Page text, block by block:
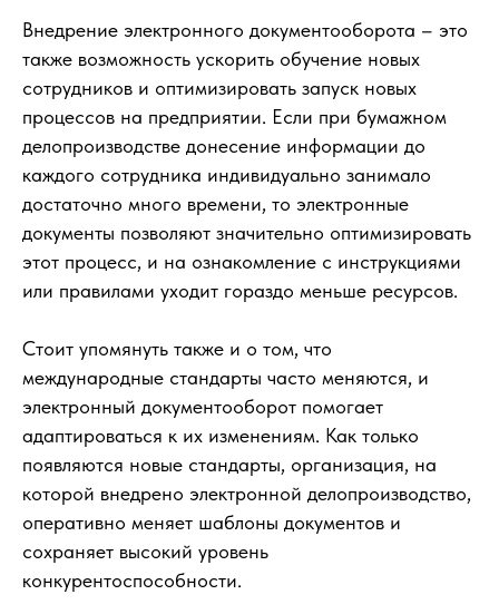
Внедрение электронного документооборота – это
также возможность ускорить обучение новых
сотрудников и оптимизировать запуск новых
процессов на предприятии. Если при бумажном
делопроизводстве донесение информации до
каждого сотрудника индивидуально занимало
достаточно много времени, то электронные
документы позволяют значительно оптимизировать
этот процесс, и на ознакомление с инструкциями
или правилами уходит гораздо меньше ресурсов.
Стоит упомянуть также и о том, что
международные стандарты часто меняются, и
электронный документооборот помогает
адаптироваться к их изменениям. Как только
появляются новые стандарты, организация, на
которой внедрено электронной делопроизводство,
оперативно меняет шаблоны документов и
сохраняет высокий уровень
конкурентоспособности.